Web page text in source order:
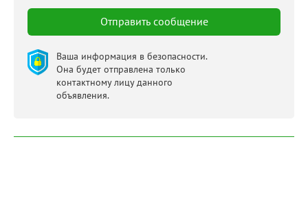
Ваша информация в безопасности.
Она будет отправлена только
контактному лицу данного
объявления.